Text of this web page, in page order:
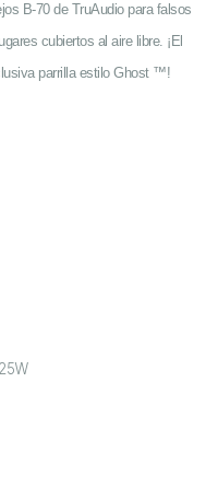
B-70 de TruAudio para falsos
cubiertos al aire libre. ¡El
parrilla estilo Ghost ™!